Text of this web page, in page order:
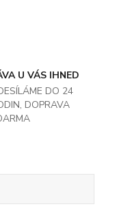
U VÁS IHNED
DO 24
DOPRAVA